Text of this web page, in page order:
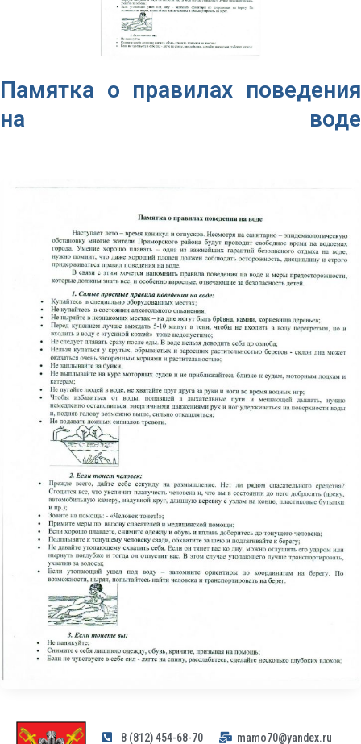
Памятка о правилах поведения
на воде
8 (812) 454-68-70 mamo70@yandex.ru